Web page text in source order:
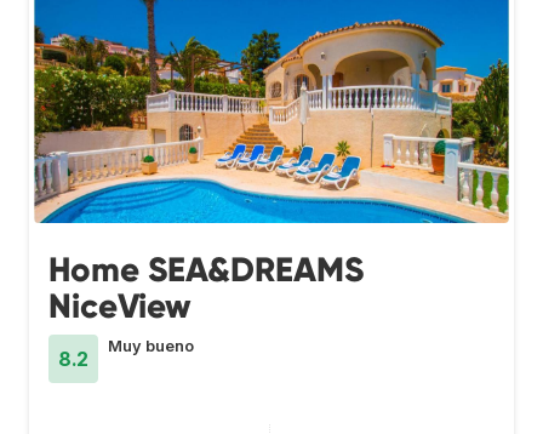
Home SEA&DREAMS
NiceView
8.2
Muy bueno